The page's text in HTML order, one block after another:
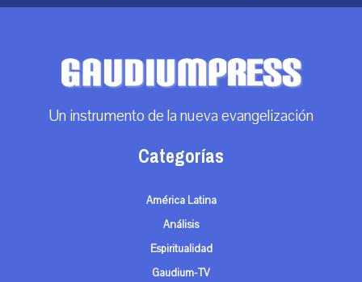
Un instrumento de la nueva evangelización
Categorías
América Latina
Análisis
Espiritualidad
Gaudium-TV